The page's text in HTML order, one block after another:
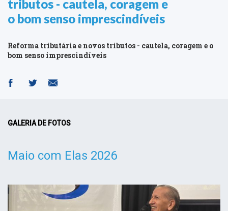
tributos - cautela, coragem e
o bom senso imprescindíveis
Reforma tributária e novos tributos - cautela, coragem e o
bom senso imprescindíveis
GALERIA DE FOTOS
Maio com Elas 2026